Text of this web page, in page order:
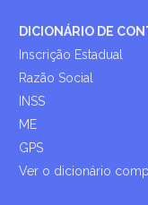
DICIONÁRIO DE
Inscrição Estadual
Razão Social
INSS
ME
GPS
Ver o dicionário